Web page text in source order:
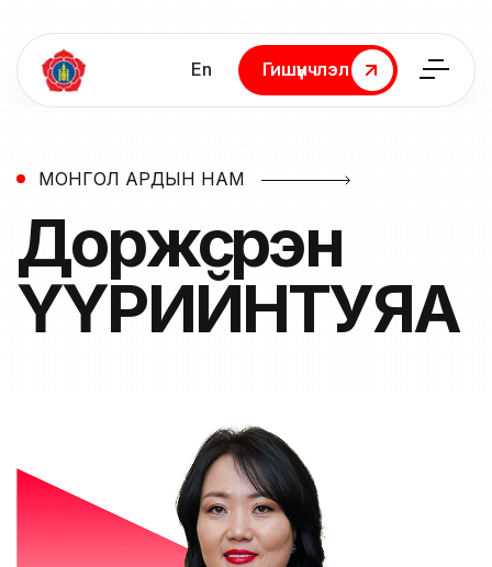
En
Гишүүнчлэл
Гишүүнчлэл
МОНГОЛ АРДЫН НАМ
Доржсүрэн
ҮҮРИЙНТУЯА